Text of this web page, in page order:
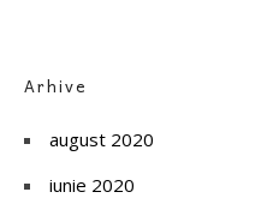
Arhive
august 2020
iunie 2020